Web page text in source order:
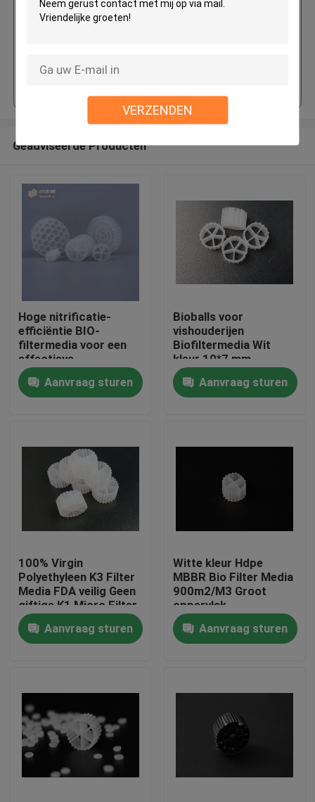
VERZENDEN
Huis
Ongeveer ons
Kwaliteitscontrole
Contacteer ons
Verzoek om een Citaat
MBBR-filtermedia
Geadviseerde Producten
Hoge nitrificatie-
efficiëntie BIO-
filtermedia voor een
effectieve
afvalwaterzuivering
Aanvraag sturen
Bioballs voor
vishouderijen
Biofiltermedia Wit
kleur 10*7 mm
Drijvende vulstof
100% maagdelijk
HDPE biofiltermedia
Aanvraag sturen
100% Virgin
Polyethyleen K3 Filter
Media FDA veilig Geen
giftige K1 Micro Filter
MBBR biover reactor
China fabrikant
Aanvraag sturen
Witte kleur Hdpe
MBBR Bio Filter Media
900m2/M3 Groot
oppervlak
Aanvraag sturen